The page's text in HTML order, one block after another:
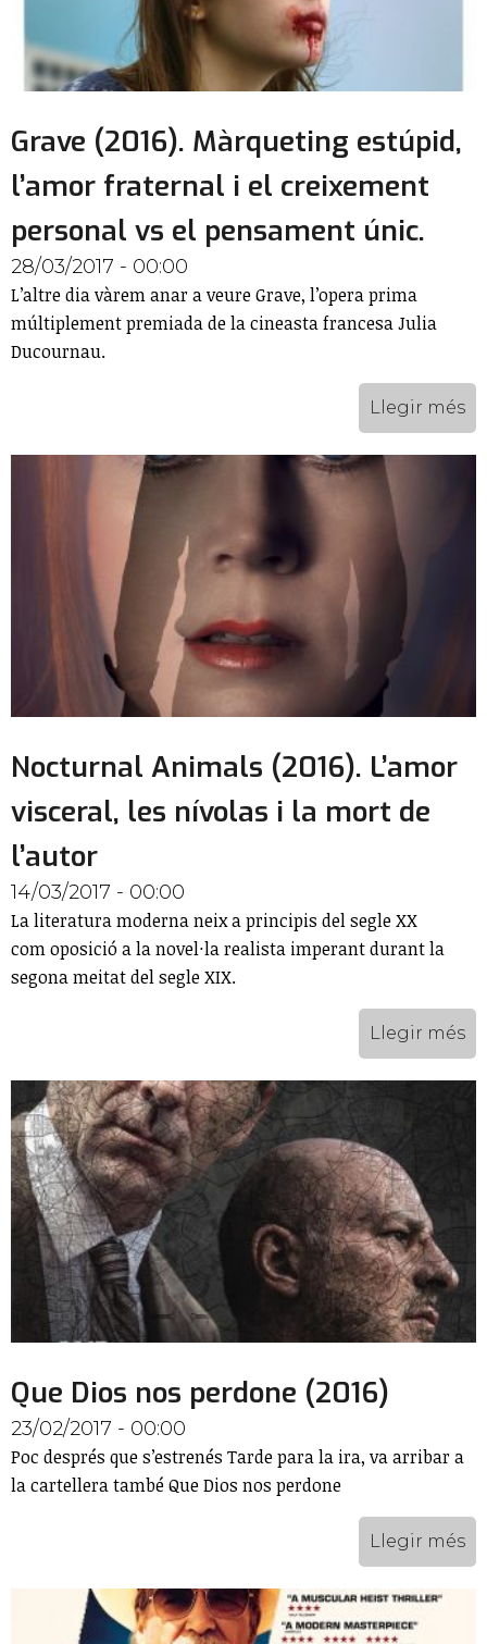
Grave (2016). Màrqueting estúpid,
l’amor fraternal i el creixement
personal vs el pensament únic.
28/03/2017 - 00:00
L’altre dia vàrem anar a veure Grave, l’opera prima
múltiplement premiada de la cineasta francesa Julia
Ducournau.
Llegir més
Nocturnal Animals (2016). L’amor
visceral, les nívolas i la mort de
l’autor
14/03/2017 - 00:00
La literatura moderna neix a principis del segle XX
com oposició a la novel·la realista imperant durant la
segona meitat del segle XIX.
Llegir més
Que Dios nos perdone (2016)
23/02/2017 - 00:00
Poc després que s’estrenés Tarde para la ira, va arribar a
la cartellera també Que Dios nos perdone
Llegir més